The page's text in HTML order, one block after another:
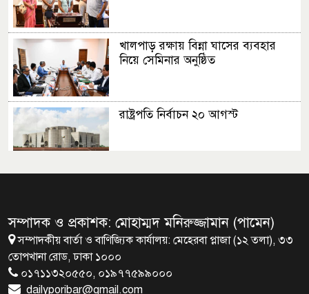
খালপাড় রক্ষায় বিন্না ঘাসের ব্যবহার
নিয়ে সেমিনার অনুষ্ঠিত
রাষ্ট্রপতি নির্বাচন ২০ আগস্ট
জাতীয়তাবাদ, জুলাই ও ভবিষ্যতের
বাংলাদেশ
সম্পাদক ও প্রকাশক: মোহাম্মদ মনিরুজ্জামান (পামেন)
সম্পাদকীয় বার্তা ও বাণিজ্যিক কার্যালয়: মেহেরবা প্লাজা (১২ তলা), ৩৩
তোপখানা রোড, ঢাকা ১০০০
০১৭১১৩২০৫৫০, ০১৯৭৭৫৯৯০০০
dailyporibar@gmail.com